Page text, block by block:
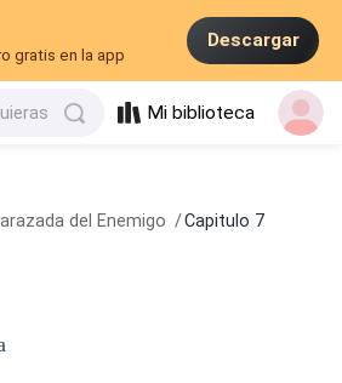
gratis en la app
Descargar
Mi biblioteca
del Enemigo /Capitulo 7